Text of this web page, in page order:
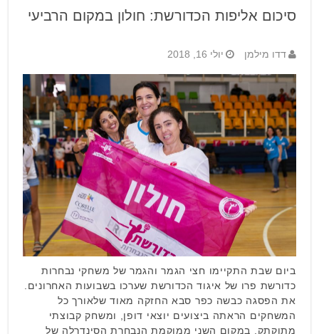
סיכום אליפות הכדורשת: חולון במקום הרביעי
דדו מילמן יולי 16, 2018
ביום שבת התקיימו חצי הגמר והגמר של משחקי נבחרות
כדורשת פרו של איגוד הכדורשת שערכו בשבועות האחרונים.
את הפסגה כבשה כפר סבא החזקה מאוד שלאורך כל
המשחקים הראתה ביצועים יוצאי דופן, ומשחק קבוצתי
מתוקתק. במקום השני ממוקמת הנבחרת הסינדרלה של